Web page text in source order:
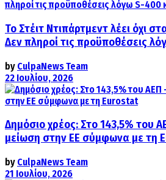
Το Στέιτ Ντιπάρτμεντ λέει όχι
Δεν πληροί τις προϋποθέσεις
by CulpaNews Team
22 Ιουλίου, 2026
Δημόσιο χρέος: Στο 143,5% του
μείωση στην ΕΕ σύμφωνα με τη
by CulpaNews Team
21 Ιουλίου, 2026